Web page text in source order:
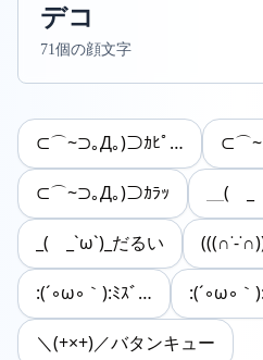
デコ
71個の顔文字
⊂⌒~⊃｡Д｡)⊃ｶﾋﾟ…
⊂⌒~⊃｡Д｡)⊃ｶﾗｯ ＿(
_( _`ω`)_だるい (((∩˙-
:(´◦ω◦｀):ﾐｽﾞ… :(´◦ω◦｀
＼(+×+)／バタンキュー